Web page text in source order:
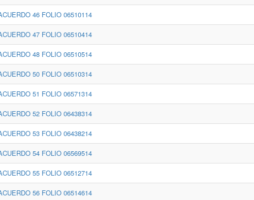
46 FOLIO 06510114
47 FOLIO 06510414
48 FOLIO 06510514
50 FOLIO 06510314
51 FOLIO 06571314
52 FOLIO 06438314
53 FOLIO 06438214
54 FOLIO 06569514
55 FOLIO 06512714
56 FOLIO 06514614